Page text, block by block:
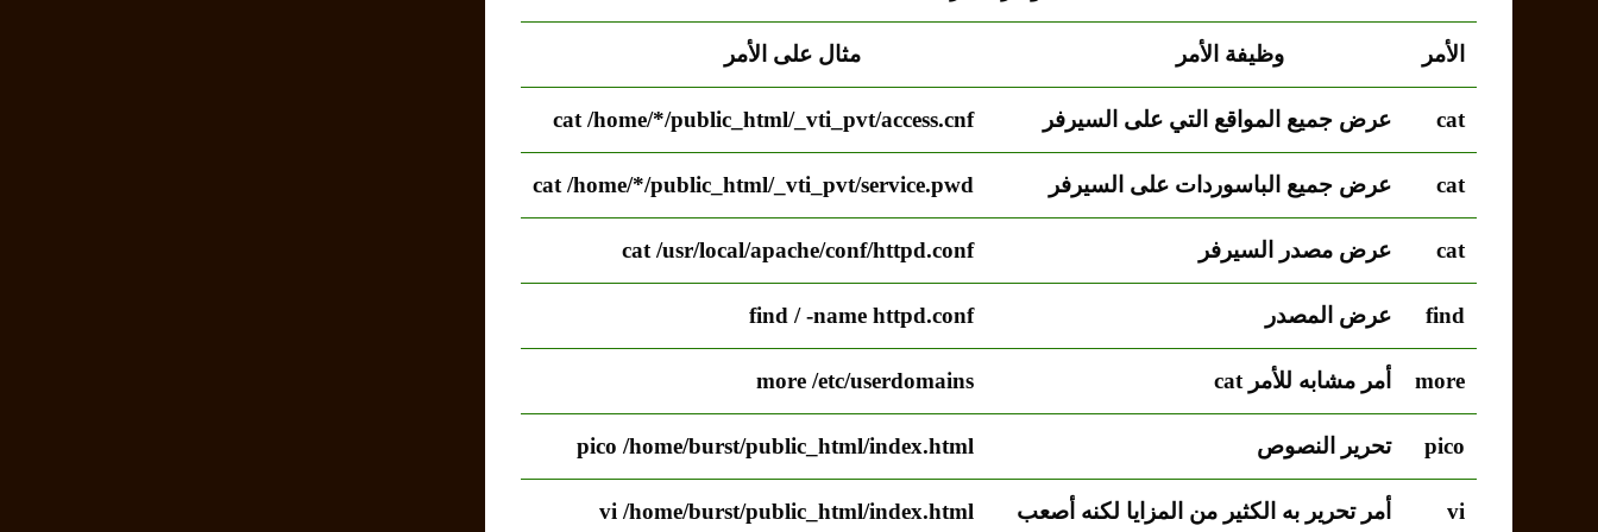
الأمر وظيفة الأمر مثال على الأمر
cat عرض جميع المواقع التي على السيرفر cat /home/*/public_html/_vti_pvt/access.cnf
cat عرض جميع الباسوردات على السيرفر cat /home/*/public_html/_vti_pvt/service.pwd
cat عرض مصدر السيرفر cat /usr/local/apache/conf/httpd.conf
find عرض المصدر find / -name httpd.conf
more أمر مشابه للأمر cat
more /etc/userdomains
pico تحرير النصوص pico /home/burst/public_html/index.html
vi أمر تحرير به الكثير من المزايا لكنه أصعب vi /home/burst/public_html/index.html